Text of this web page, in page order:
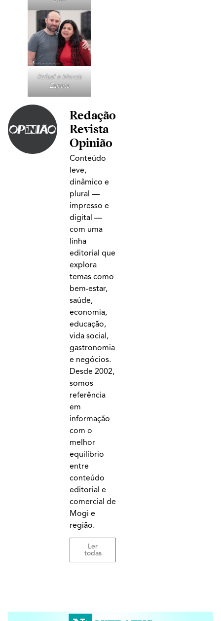
Rafael e Marcia
Zapata
Redação
Revista
Opinião
Conteúdo
leve,
dinâmico e
plural —
impresso e
digital —
com uma
linha
editorial que
explora
temas como
bem-estar,
saúde,
economia,
educação,
vida social,
gastronomia
e negócios.
Desde 2002,
somos
referência
em
informação
com o
melhor
equilíbrio
entre
conteúdo
editorial e
comercial de
Mogi e
região.
Ler
todas